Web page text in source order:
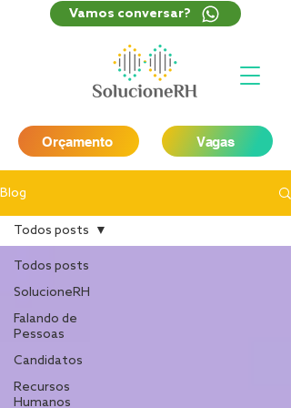
Orçamento Vagas
Vamos conversar?
Blog
Todos posts
SolucioneRH
Falando de
Pessoas
Candidatos
Recursos
Humanos
Todos posts